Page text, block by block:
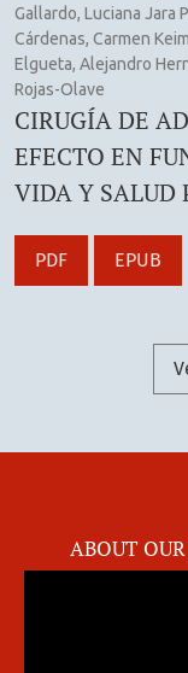
Gallardo, Luciana Jara
Cárdenas, Carmen
Elgueta, Alejandro
Rojas-Olave
CIRUGÍA DE
EFECTO EN
VIDA Y SALUD
PDF EPUB
ABOUT